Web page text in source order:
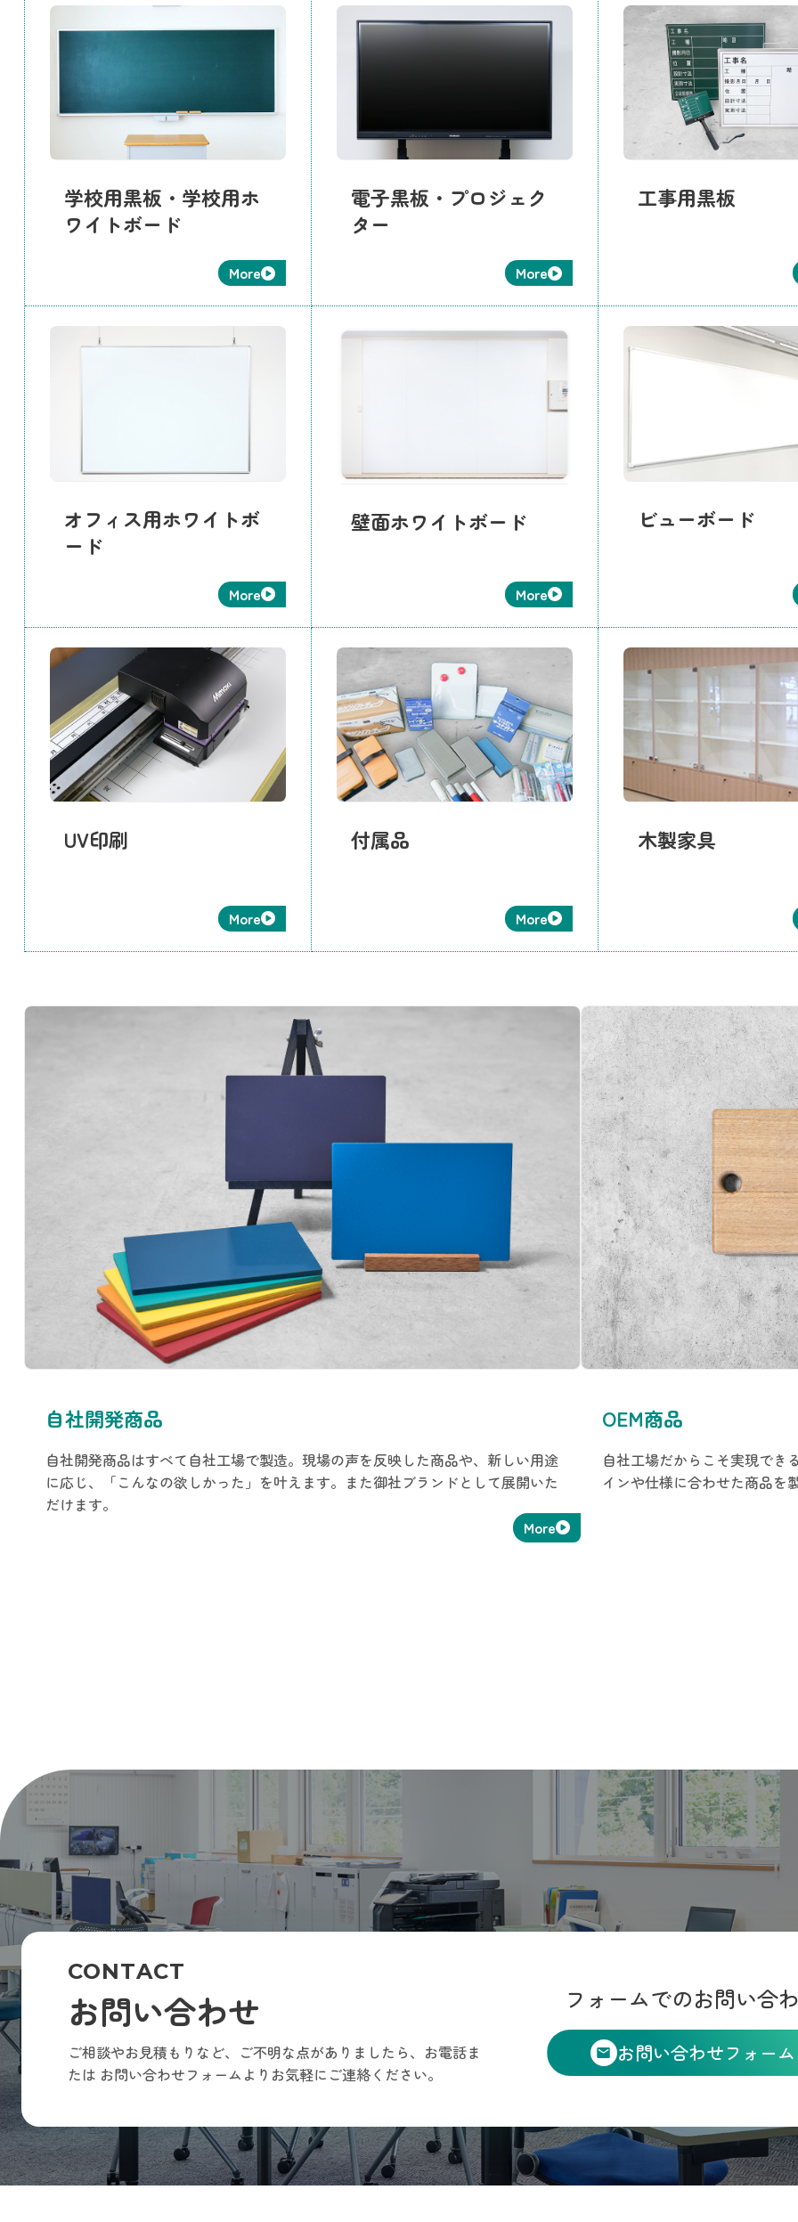
学校用黒板・学校用ホ
ワイトボード
More
電子黒板・プロジェク
ター
More
工事用黒板
オフィス用ホワイトボ
ード
More
壁面ホワイトボード
More
ビューボード
UV印刷
More
付属品
More
木製家具
自社開発商品
自社開発商品はすべて自社工場で製造。現場の声を反映した商品や、新しい用途
に応じ、「こんなの欲しかった」を叶えます。また御社ブランドとして展開いた
だけます。
More
OEM商品
自社工場だからこそ実現でき
インや仕様に合わせた商品を
CONTACT
お問い合わせ
ご相談やお見積もりなど、ご不明な点がありましたら、お電話ま
たは お問い合わせフォームよりお気軽にご連絡ください。
フォームでのお問い合
お問い合わせフォーム